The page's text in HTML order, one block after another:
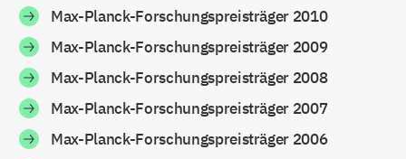
Max-Planck-Forschungspreisträger 2010
Max-Planck-Forschungspreisträger 2009
Max-Planck-Forschungspreisträger 2008
Max-Planck-Forschungspreisträger 2007
Max-Planck-Forschungspreisträger 2006